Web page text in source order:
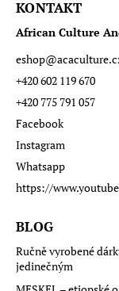
KONTAKT
African Culture
eshop@
+420 602 119 670
+420 775 791 057
Facebook
Instagram
Whatsapp
https://
BLOG
Ručně vyrobené
jedinečným